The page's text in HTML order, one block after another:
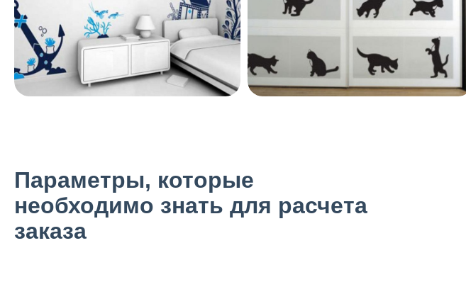
Параметры, которые
необходимо знать для расчета
заказа